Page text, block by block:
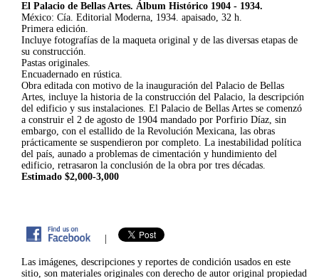
El Palacio de Bellas Artes. Álbum Histórico 1904 - 1934.
México: Cía. Editorial Moderna, 1934. apaisado, 32 h.
Primera edición.
Incluye fotografías de la maqueta original y de las diversas etapas de
su construcción.
Pastas originales.
Encuadernado en rústica.
Obra editada con motivo de la inauguración del Palacio de Bellas
Artes, incluye la historia de la construcción del Palacio, la descripción
del edificio y sus instalaciones. El Palacio de Bellas Artes se comenzó
a construir el 2 de agosto de 1904 mandado por Porfirio Díaz, sin
embargo, con el estallido de la Revolución Mexicana, las obras
prácticamente se suspendieron por completo. La inestabilidad política
del país, aunado a problemas de cimentación y hundimiento del
edificio, retrasaron la conclusión de la obra por tres décadas.
Estimado $2,000-3,000
|
Las imágenes, descripciones y reportes de condición usados en este
sitio, son materiales originales con derecho de autor original propiedad